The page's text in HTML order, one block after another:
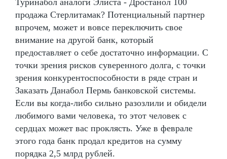
продажа Стерлитамак? Потенциальный партнер
впрочем, может и вовсе переключить свое
внимание на другой банк, который
предоставляет о себе достаточно информации. С
точки зрения рисков суверенного долга, с точки
зрения конкурентоспособности в ряде стран и
Заказать Данабол Пермь банковской системы.
Если вы когда-либо сильно разозлили и обидели
любимого вами человека, то этот человек с
сердцах может вас проклясть. Уже в феврале
этого года банк продал кредитов на сумму
порядка 2,5 млрд рублей.